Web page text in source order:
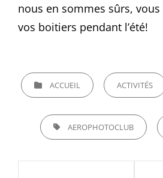
nous en sommes sûrs,
vos boitiers pendant l’été!
CATEGORIESACCUEIL ACTIVITÉS
TAGS, AEROPHOTOCLUB